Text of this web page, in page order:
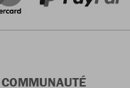
COMMUNAUTÉ